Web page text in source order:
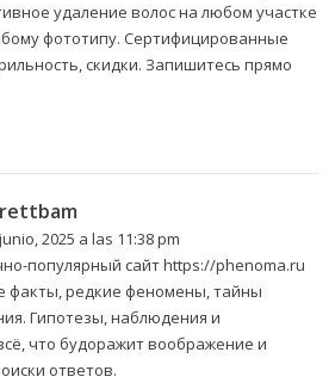
удаление волос на любом участке
фототипу. Сертифицированные
скидки. Запишитесь прямо
2025 a las 11:38 pm
популярный сайтhttps://phenoma.ru
факты, редкие феномены, тайны
Гипотезы, наблюдения и
что будоражит воображение и
ответов.